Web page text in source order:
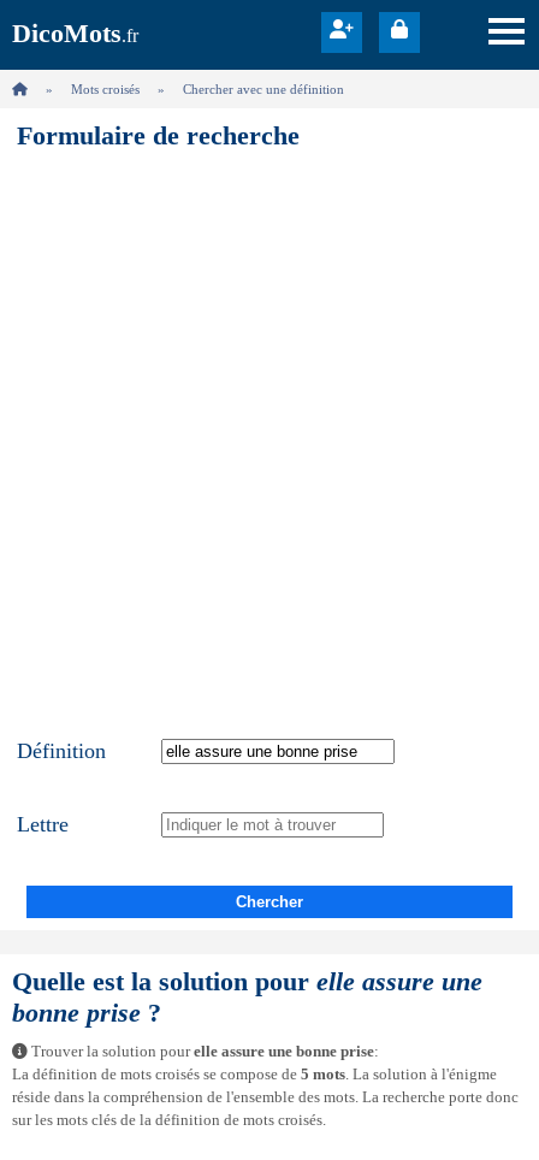
DicoMots.fr
Mots croisés Chercher avec une définition
Formulaire de recherche
Définition
Lettre
Chercher
Quelle est la solution pour elle assure une
bonne prise ?
Trouver la solution pourelle assure une bonne prise:
La définition de mots croisés se compose de 5 mots. La solution à l'énigme
réside dans la compréhension de l'ensemble des mots. La recherche porte donc
sur les mots clés de la définition de mots croisés.